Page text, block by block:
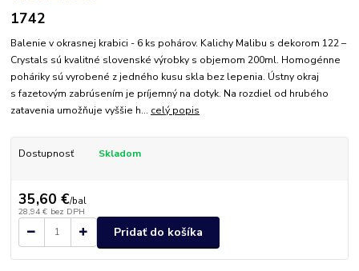
1742
Balenie v okrasnej krabici - 6 ks pohárov. Kalichy Malibu s dekorom 122 –
Crystals sú kvalitné slovenské výrobky s objemom 200ml. Homogénne
poháriky sú vyrobené z jedného kusu skla bez lepenia. Ústny okraj
s fazetovým zabrúsením je príjemný na dotyk. Na rozdiel od hrubého
zatavenia umožňuje vyššie h... celý popis
Dostupnosť Skladom
35,60 €/bal
28,94 € bez DPH
Pridať do košíka